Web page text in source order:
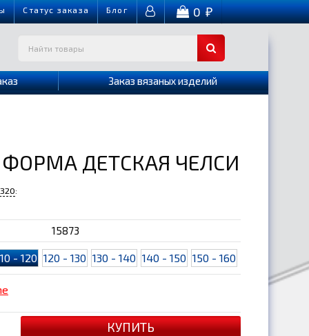
Cтатус заказа Блог 0₽
Заказ вязаных изделий
ДЕТСКАЯ ЧЕЛСИ
:
15873
- 120 120 - 130 130 - 140 140 - 150 150 - 160